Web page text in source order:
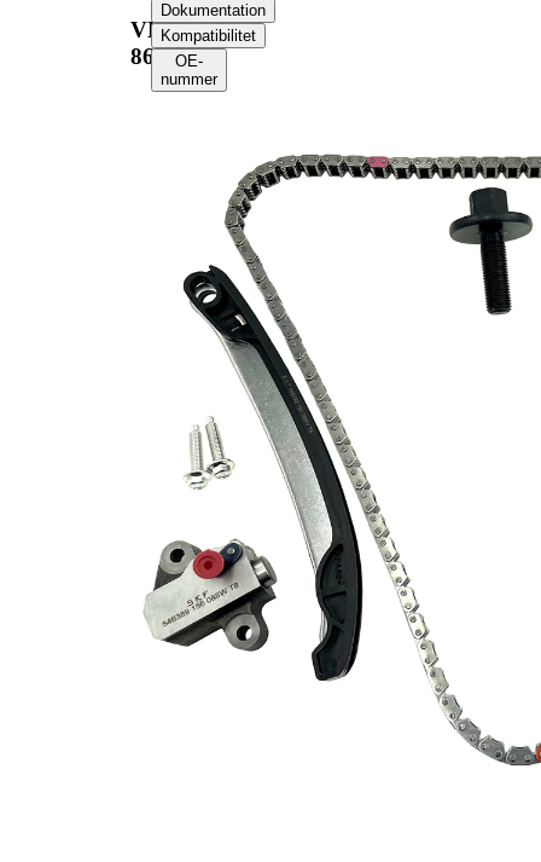
VKML
86002
Dokumentation
Kompatibilitet
OE-
nummer
hämta
reparationsanvisningar